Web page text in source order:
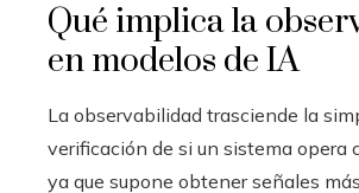
Qué implica la
en modelos de IA
La observabilidad trasciende la
verificación de si un sistema opera
ya que supone obtener señales